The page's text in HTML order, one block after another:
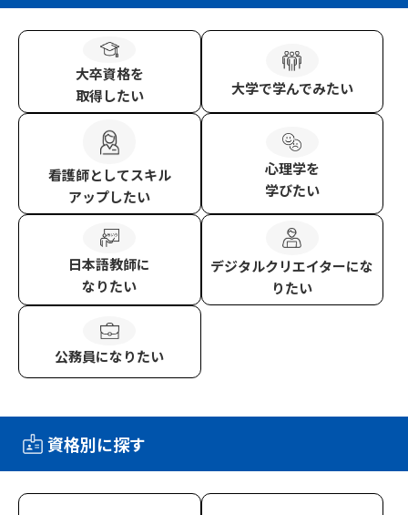
大卒資格を
取得したい
大学で学んでみたい
看護師としてスキル
アップしたい
心理学を
学びたい
日本語教師に
なりたい
デジタルクリエイターにな
りたい
公務員になりたい
資格別に探す